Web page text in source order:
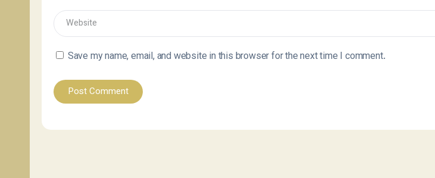
Save my name, email, and website in this browser for the next time I comment.